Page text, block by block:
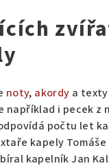
noty, akordy a
například i pecek z
počtu let
kapely Tomáše
kapelník Jan